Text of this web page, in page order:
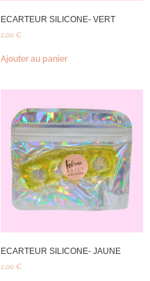
ECARTEUR SILICONE- VERT
2,00 €
Ajouter au panier
ECARTEUR SILICONE- JAUNE
2,00 €